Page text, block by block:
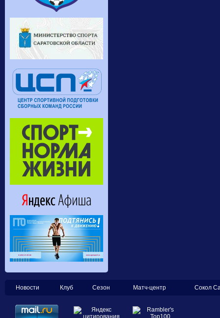
Новости Клуб Сезон Матч-центр Сокол